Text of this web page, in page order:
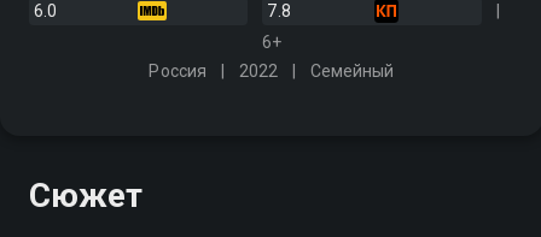
6.0
7.8
6+
Россия
2022 Семейный
Сюжет